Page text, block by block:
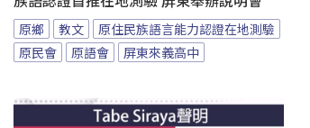
原鄉 教文
原住民族語言能力認證在地測驗
原民會
原語會 屏東來義高中